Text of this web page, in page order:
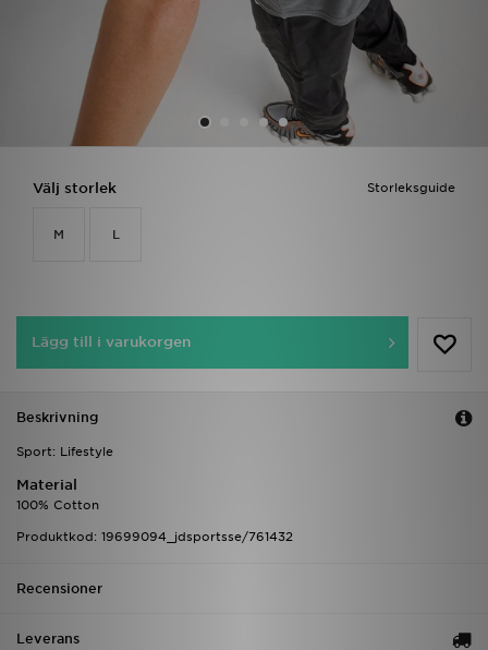
Storleksguide
Välj storlek
M L
Lägg till i varukorgen
Beskrivning
Sport: Lifestyle
Material
100% Cotton
Produktkod: 19699094_jdsportsse/761432
Recensioner
Leverans
Kundservice
JD Blogg